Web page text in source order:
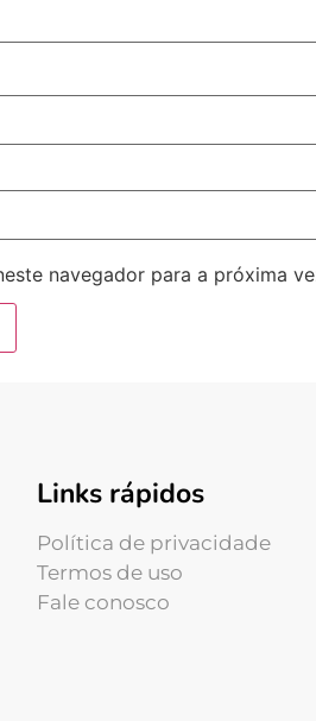
navegador para a próxima
Links rápidos
Política de privacidade
Termos de uso
Fale conosco